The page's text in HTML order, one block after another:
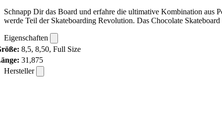
Schnapp Dir das Board und erfahre die ultimative Kombination aus
werde Teil der Skateboarding Revolution. Das Chocolate
Eigenschaften
8,5, 8,50, Full Size
31,875
Hersteller